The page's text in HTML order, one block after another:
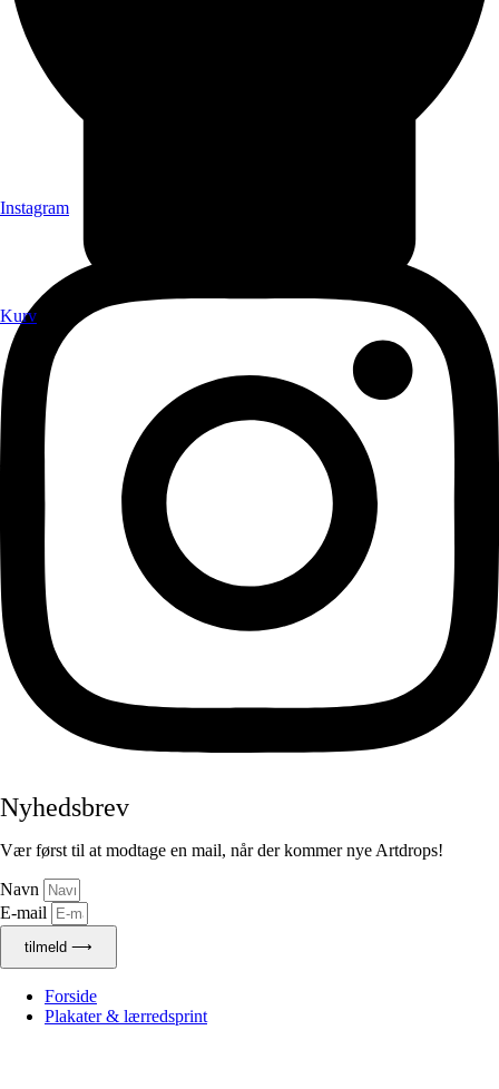
Kurv
Instagram
Nyhedsbrev
Vær først til at modtage en mail, når der kommer nye Artdrops!
Navn
E-mail
tilmeld ⟶
Forside
Plakater & lærredsprint